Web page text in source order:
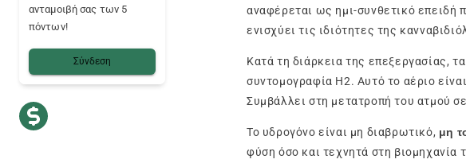
αναφέρεται ως ημι-συνθετικό επειδή
ενισχύει τις ιδιότητες της
Κατά τη διάρκεια της επεξεργασίας,
συντομογραφία H2. Αυτό το αέριο
Συμβάλλει στη μετατροπή του ατμού
Το υδρογόνο είναι μη διαβρωτικό, μη
φύση όσο και τεχνητά στη βιομηχανία
ανταμοιβή σας των 5
πόντων!
Σύνδεση